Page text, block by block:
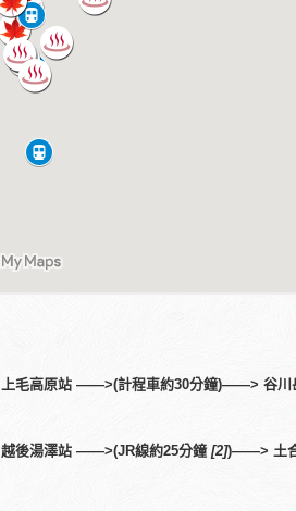
上毛高原站 ——>(計程車約30分鐘)——> 谷川
越後湯澤站 ——>(JR線約25分鐘 [2])——> 土